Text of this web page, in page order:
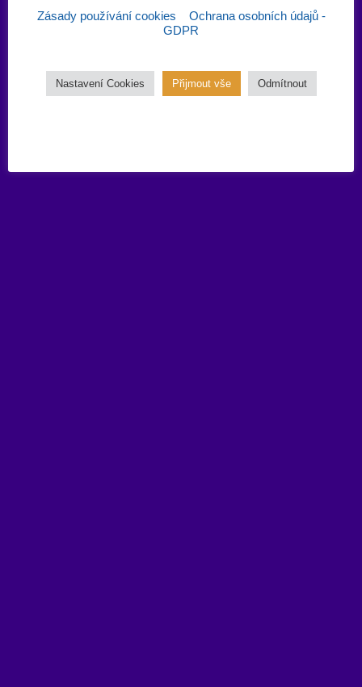
Zásady používání cookies
Ochrana osobních údajů -
GDPR
Nastavení Cookies Přijmout vše Odmítnout